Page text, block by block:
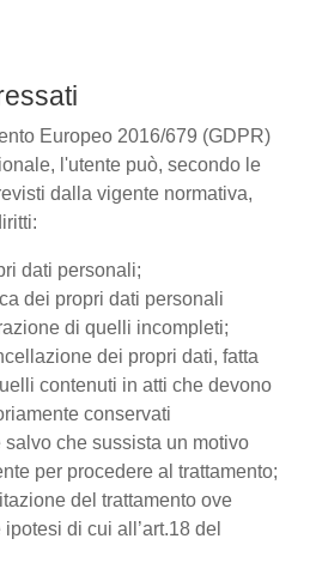
Europeo 2016/679 (GDPR)
l'utente può, secondo le
dalla vigente normativa,
dati personali;
dei propri dati personali
di quelli incompleti;
dei propri dati, fatta
contenuti in atti che devono
conservati
salvo che sussista un motivo
per procedere al trattamento;
del trattamento ove
di cui all’art.18 del